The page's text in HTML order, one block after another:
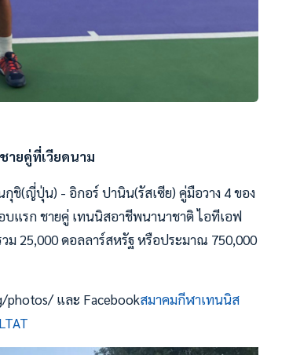
ายคู่ที่เวียดนาม
ชิ(ญี่ปุ่น) - อิกอร์ ปานิน(รัสเซีย) คู่มือวาง 4 ของ
บแรก ชายคู่ เทนนิสอาชีพนานาชาติ ไอทีเอฟ
ม 25,000 ดอลลาร์สหรัฐ หรือประมาณ 750,000
photos/ และ Facebookสมาคมกีฬาเทนนิส